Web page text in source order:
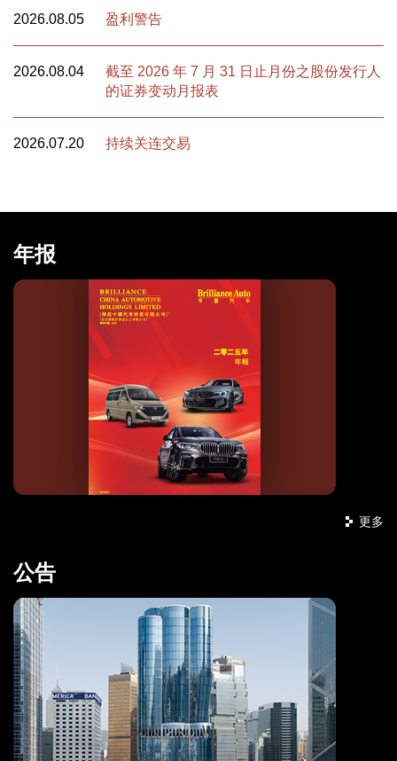
2026.08.05 盈利警告
2026.08.04
截至 2026 年 7 月 31 日止月份之股份发行人
的证券变动月报表
2026.07.20 持续关连交易
年报
更多
公告